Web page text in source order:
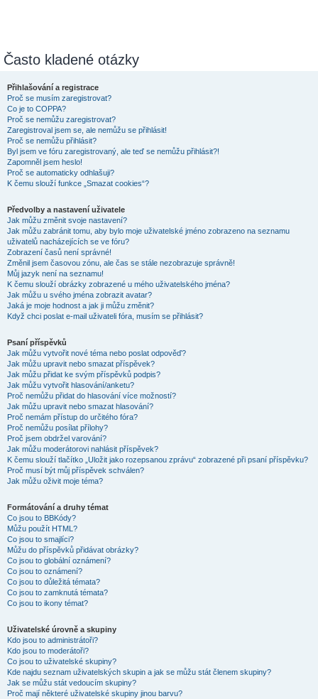
Často kladené otázky
Přihlašování a registrace
Proč se musím zaregistrovat?
Co je to COPPA?
Proč se nemůžu zaregistrovat?
Zaregistroval jsem se, ale nemůžu se přihlásit!
Proč se nemůžu přihlásit?
Byl jsem ve fóru zaregistrovaný, ale teď se nemůžu přihlásit?!
Zapomněl jsem heslo!
Proč se automaticky odhlašuji?
K čemu slouží funkce „Smazat cookies“?
Předvolby a nastavení uživatele
Jak můžu změnit svoje nastavení?
Jak můžu zabránit tomu, aby bylo moje uživatelské jméno zobrazeno na seznamu
uživatelů nacházejících se ve fóru?
Zobrazení časů není správné!
Změnil jsem časovou zónu, ale čas se stále nezobrazuje správně!
Můj jazyk není na seznamu!
K čemu slouží obrázky zobrazené u mého uživatelského jména?
Jak můžu u svého jména zobrazit avatar?
Jaká je moje hodnost a jak ji můžu změnit?
Když chci poslat e-mail uživateli fóra, musím se přihlásit?
Psaní příspěvků
Jak můžu vytvořit nové téma nebo poslat odpověď?
Jak můžu upravit nebo smazat příspěvek?
Jak můžu přidat ke svým příspěvků podpis?
Jak můžu vytvořit hlasování/anketu?
Proč nemůžu přidat do hlasování více možností?
Jak můžu upravit nebo smazat hlasování?
Proč nemám přístup do určitého fóra?
Proč nemůžu posílat přílohy?
Proč jsem obdržel varování?
Jak můžu moderátorovi nahlásit příspěvek?
K čemu slouží tlačítko „Uložit jako rozepsanou zprávu“ zobrazené při psaní příspěvku?
Proč musí být můj příspěvek schválen?
Jak můžu oživit moje téma?
Formátování a druhy témat
Co jsou to BBKódy?
Můžu použít HTML?
Co jsou to smajlíci?
Můžu do příspěvků přidávat obrázky?
Co jsou to globální oznámení?
Co jsou to oznámení?
Co jsou to důležitá témata?
Co jsou to zamknutá témata?
Co jsou to ikony témat?
Uživatelské úrovně a skupiny
Kdo jsou to administrátoři?
Kdo jsou to moderátoři?
Co jsou to uživatelské skupiny?
Kde najdu seznam uživatelských skupin a jak se můžu stát členem skupiny?
Jak se můžu stát vedoucím skupiny?
Proč mají některé uživatelské skupiny jinou barvu?